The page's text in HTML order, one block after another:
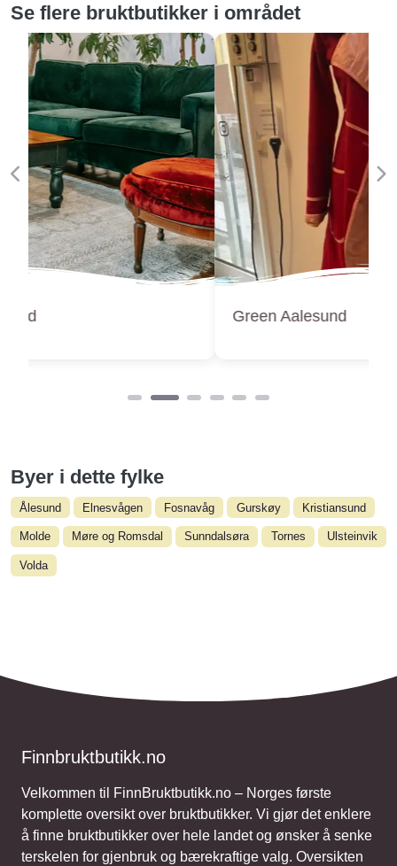
Se flere bruktbutikker i området
Forige
Byer i dette fylke
Ålesund Elnesvågen Fosnavåg Gurskøy Kristiansund
Molde Møre og Romsdal Sunndalsøra Tornes Ulsteinvik
Volda
Finnbruktbutikk.no
Velkommen til FinnBruktbutikk.no – Norges første
komplette oversikt over bruktbutikker. Vi gjør det enklere
å finne bruktbutikker over hele landet og ønsker å senke
terskelen for gjenbruk og bærekraftige valg. Oversikten